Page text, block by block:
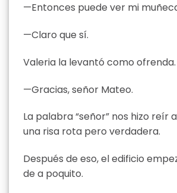
—Entonces puede ver mi
—Claro que sí.
Valeria la levantó como ofrenda.
—Gracias, señor Mateo.
La palabra “señor” nos hizo reír
una risa rota pero verdadera.
Después de eso, el edificio
de a poquito.